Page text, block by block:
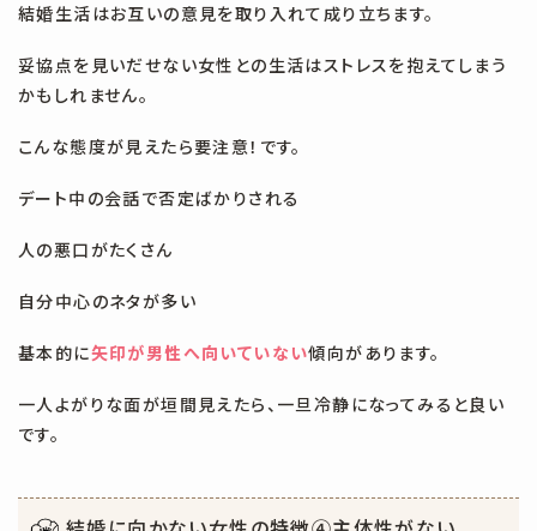
結婚生活はお互いの意見を取り入れて成り立ちます。
妥協点を見いだせない女性との生活はストレスを抱えてしまう
かもしれません。
こんな態度が見えたら要注意！です。
デート中の会話で否定ばかりされる
人の悪口がたくさん
自分中心のネタが多い
基本的に矢印が男性へ向いていない傾向があります。
一人よがりな面が垣間見えたら、一旦冷静になってみると良い
です。